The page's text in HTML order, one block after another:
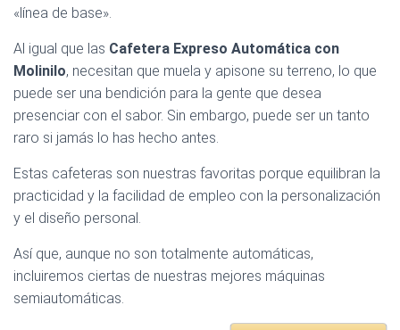
«línea de base».
Al igual que las Cafetera Expreso Automática con
Molinilo, necesitan que muela y apisone su terreno, lo que
puede ser una bendición para la gente que desea
presenciar con el sabor. Sin embargo, puede ser un tanto
raro si jamás lo has hecho antes.
Estas cafeteras son nuestras favoritas porque equilibran la
practicidad y la facilidad de empleo con la personalización
y el diseño personal.
Así que, aunque no son totalmente automáticas,
incluiremos ciertas de nuestras mejores máquinas
semiautomáticas.